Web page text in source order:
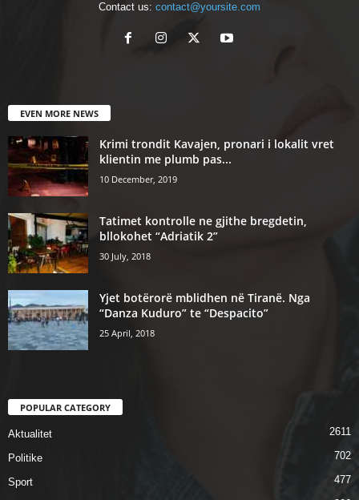
Contact us: contact@yoursite.com
EVEN MORE NEWS
Krimi trondit Kavajen, pronari i lokalit vret
klientin me plumb pas...
10 December, 2019
Tatimet kontrolle ne gjithe bregdetin,
bllokohet “Adriatik 2”
30 July, 2018
Yjet botërorë mblidhen në Tiranë. Nga
“Danza Kuduro” te “Despacito”
25 April, 2018
POPULAR CATEGORY
Aktualitet 2611
Politike 702
Sport
477